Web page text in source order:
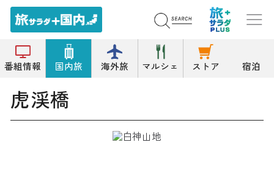
番組情報 国内旅 海外旅 マルシェ ストア 宿泊
トップ
虎渓橋